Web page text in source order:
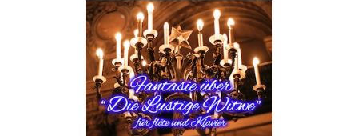
せてください。 この曲は2024年10月21日のライブ配信コンサ
ートにて演奏されました。 https://www.youtube.com/live/lgwB
eTVKkDQ?si=R3Fu9KIyjqupQjjh&t=4416